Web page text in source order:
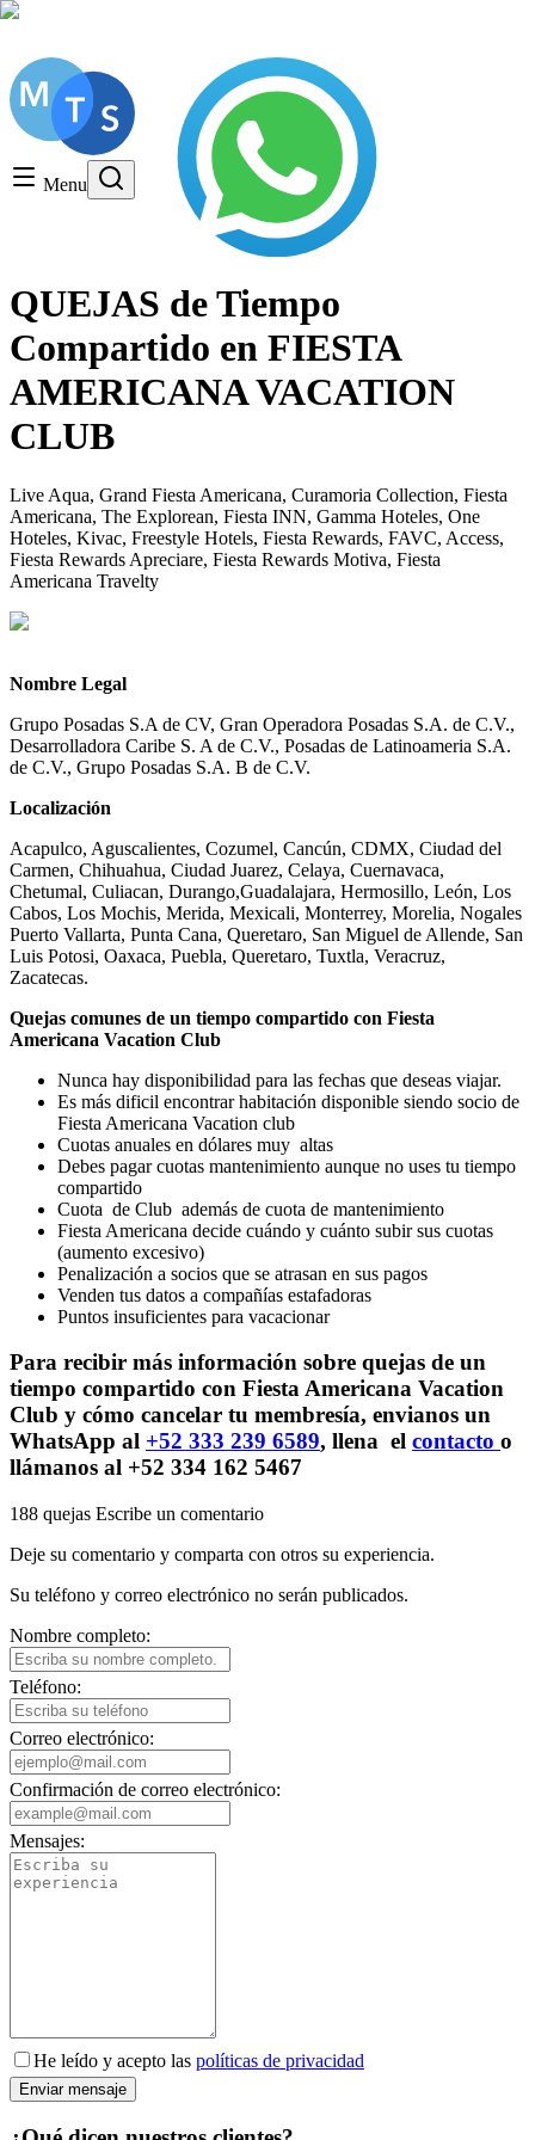
Menu
Timeshare General
Timeshare Cancellation
Timeshare Rentals and Resales
Timeshare Scams and Fraud
QUEJAS de Tiempo
Compartido en FIESTA
AMERICANA VACATION
CLUB
Live Aqua, Grand Fiesta Americana, Curamoria Collection, Fiesta
Americana, The Explorean, Fiesta INN, Gamma Hoteles, One
Hoteles, Kivac, Freestyle Hotels, Fiesta Rewards, FAVC, Access,
Fiesta Rewards Apreciare, Fiesta Rewards Motiva, Fiesta
Americana Travelty
Nombre Legal
Grupo Posadas S.A de CV, Gran Operadora Posadas S.A. de C.V.,
Desarrolladora Caribe S. A de C.V., Posadas de Latinoameria S.A.
de C.V., Grupo Posadas S.A. B de C.V.
Localización
Acapulco, Aguscalientes, Cozumel, Cancún, CDMX, Ciudad del
Carmen, Chihuahua, Ciudad Juarez, Celaya, Cuernavaca,
Chetumal, Culiacan, Durango,Guadalajara, Hermosillo, León, Los
Cabos, Los Mochis, Merida, Mexicali, Monterrey, Morelia, Nogales
Puerto Vallarta, Punta Cana, Queretaro, San Miguel de Allende, San
Luis Potosi, Oaxaca, Puebla, Queretaro, Tuxtla, Veracruz,
Zacatecas.
Quejas comunes de un tiempo compartido con Fiesta
Americana Vacation Club
Nunca hay disponibilidad para las fechas que deseas viajar.
Es más dificil encontrar habitación disponible siendo socio de
Fiesta Americana Vacation club
Cuotas anuales en dólares muy altas
Debes pagar cuotas mantenimiento aunque no uses tu tiempo
compartido
Cuota de Club además de cuota de mantenimiento
Fiesta Americana decide cuándo y cuánto subir sus cuotas
(aumento excesivo)
Penalización a socios que se atrasan en sus pagos
Venden tus datos a compañías estafadoras
Puntos insuficientes para vacacionar
Para recibir más información sobre quejas de un
tiempo compartido con Fiesta Americana Vacation
Club y cómo cancelar tu membresía, envianos un
WhatsApp al +52 333 239 6589, llena el contacto o
llámanos al +52 334 162 5467
188 quejas Escribe un comentario
Deje su comentario y comparta con otros su experiencia.
Su teléfono y correo electrónico no serán publicados.
Nombre completo:
Teléfono:
Correo electrónico:
Confirmación de correo electrónico:
Mensajes:
He leído y acepto las políticas de privacidad
Enviar mensaje